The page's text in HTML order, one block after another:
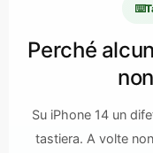
⌨️
Perché
Su iPhone 14 un
tastiera. A volte